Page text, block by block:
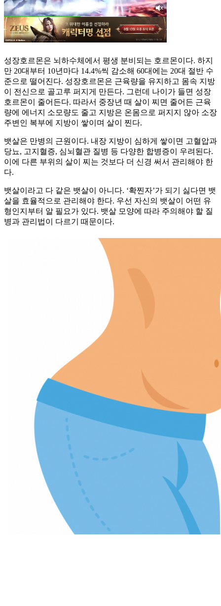
성장호르몬은 뇌하수체에서 평생 분비되는 호르몬이다. 하지
만 20대부터 10년마다 14.4%씩 감소해 60대에는 20대 절반 수
준으로 떨어진다. 성장호르몬은 근육량을 유지하고 몸속 지방
이 전신으로 골고루 퍼지게 만든다. 그런데 나이가 들면 성장
호르몬이 줄어든다. 따라서 중장년 때 살이 찌면 줄어든 근육
량에 에너지 소모량도 줄고 지방은 온몸으로 퍼지지 않아 소장
주변인 복부에 지방이 쌓이며 살이 찐다.
뱃살은 만병의 근원이다. 내장 지방이 심하게 쌓이면 고혈압과
당뇨, 고지혈증, 심뇌혈관 질병 등 다양한 합병증이 우려된다.
이에 다른 부위의 살이 찌는 것보다 더 신경 써서 관리해야 한
다.
뱃살이라고 다 같은 뱃살이 아니다. ‘확찐자’가 되기 싫다면 뱃
살을 효율적으로 관리해야 한다. 우선 자신의 뱃살이 어떤 유
형인지부터 알 필요가 있다. 뱃살 모양에 따라 주의해야 할 질
병과 관리법이 다르기 때문이다.